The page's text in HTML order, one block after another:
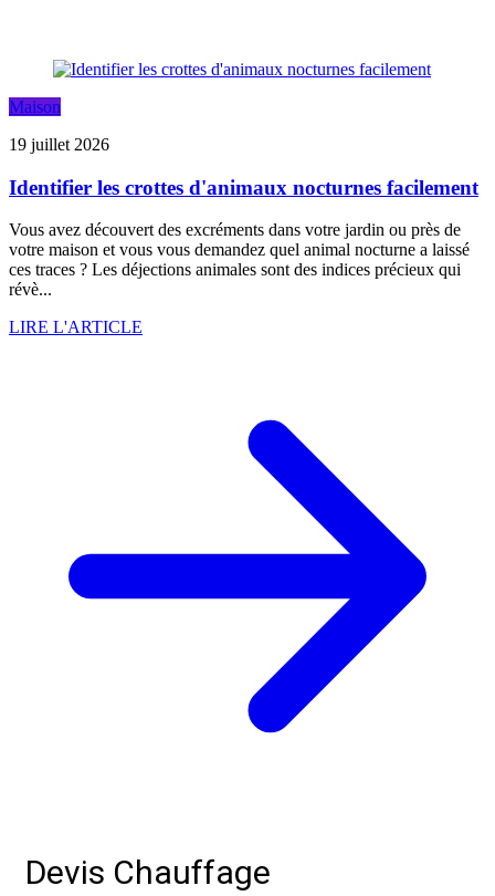
Maison
19 juillet 2026
Identifier les crottes d'animaux nocturnes facilement
Vous avez découvert des excréments dans votre jardin ou près de
votre maison et vous vous demandez quel animal nocturne a laissé
ces traces ? Les déjections animales sont des indices précieux qui
révè...
LIRE L'ARTICLE
Devis Chauffage